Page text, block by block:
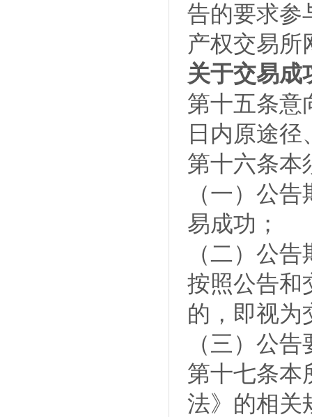
告的要求参
产权交易所
关于交易成
第十五条意
日内原途
第十六条本
（一）公
易成功；
（二）公
按照公告和
的，即视为
（三）公
第十七条本
法》的相关